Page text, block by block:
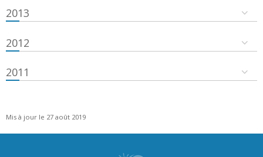
2013
2012
2011
Mis à jour le 27 août 2019